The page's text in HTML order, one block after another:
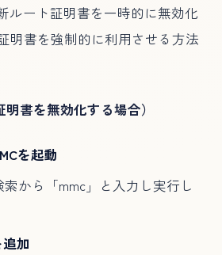
ルート証明書を一時的に無効化
明書を強制的に利用させる方法
書を無効化する場合）
を起動
索から「mmc」と入力し実行し
加